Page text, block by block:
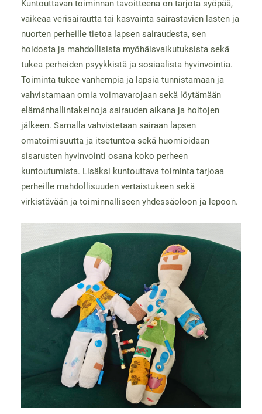
Kuntouttavan toiminnan tavoitteena on tarjota syöpää,
vaikeaa verisairautta tai kasvainta sairastavien lasten ja
nuorten perheille tietoa lapsen sairaudesta, sen
hoidosta ja mahdollisista myöhäisvaikutuksista sekä
tukea perheiden psyykkistä ja sosiaalista hyvinvointia.
Toiminta tukee vanhempia ja lapsia tunnistamaan ja
vahvistamaan omia voimavarojaan sekä löytämään
elämänhallintakeinoja sairauden aikana ja hoitojen
jälkeen. Samalla vahvistetaan sairaan lapsen
omatoimisuutta ja itsetuntoa sekä huomioidaan
sisarusten hyvinvointi osana koko perheen
kuntoutumista. Lisäksi kuntouttava toiminta tarjoaa
perheille mahdollisuuden vertaistukeen sekä
virkistävään ja toiminnalliseen yhdessäoloon ja lepoon.